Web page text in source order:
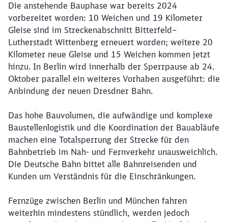
Die anstehende Bauphase war bereits 2024
vorbereitet worden: 10 Weichen und 19 Kilometer
Gleise sind im Streckenabschnitt Bitterfeld–
Lutherstadt Wittenberg erneuert worden; weitere 20
Kilometer neue Gleise und 15 Weichen kommen jetzt
hinzu. In Berlin wird innerhalb der Sperrpause ab 24.
Oktober parallel ein weiteres Vorhaben ausgeführt: die
Anbindung der neuen Dresdner Bahn.
Das hohe Bauvolumen, die aufwändige und komplexe
Baustellenlogistik und die Koordination der Bauabläufe
machen eine Totalsperrung der Strecke für den
Bahnbetrieb im Nah- und Fernverkehr unausweichlich.
Die Deutsche Bahn bittet alle Bahnreisenden und
Kunden um Verständnis für die Einschränkungen.
Fernzüge zwischen Berlin und München fahren
weiterhin mindestens stündlich, werden jedoch